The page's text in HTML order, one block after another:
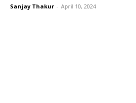
Sanjay Thakur - April 10, 2024